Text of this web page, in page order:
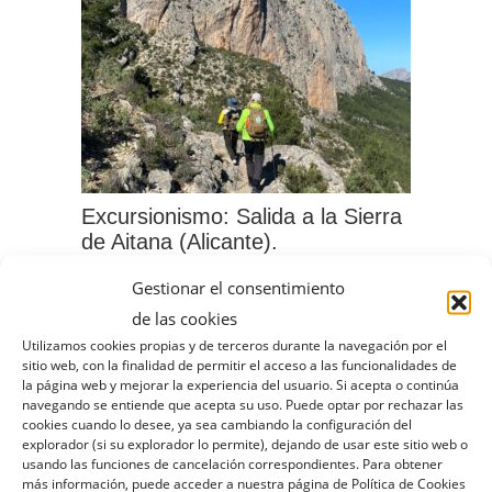
Gestionar el consentimiento
de las cookies
Utilizamos cookies propias y de terceros durante la navegación por el
sitio web, con la finalidad de permitir el acceso a las funcionalidades de
la página web y mejorar la experiencia del usuario. Si acepta o continúa
navegando se entiende que acepta su uso. Puede optar por rechazar las
cookies cuando lo desee, ya sea cambiando la configuración del
explorador (si su explorador lo permite), dejando de usar este sitio web o
usando las funciones de cancelación correspondientes. Para obtener
más información, puede acceder a nuestra página de Política de Cookies
Las
opciones
se
pueden
elegir
en
la
página
Excursionismo: Salida a la Sierra
de Aitana (Alicante).
producto
tiene
múltiples
variantes.
Las